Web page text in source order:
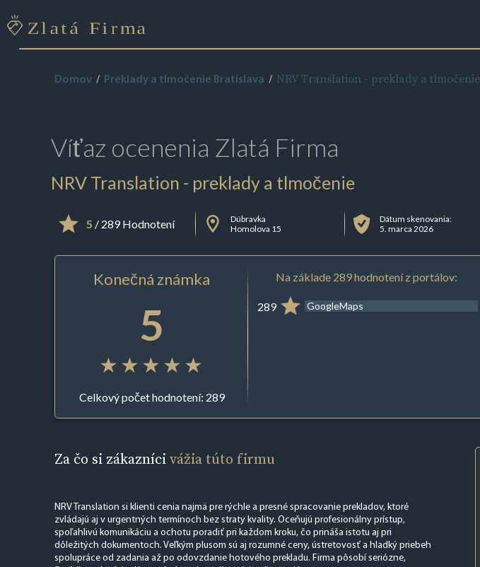
Domov Preklady a tlmočenie Bratislava NRV Translation - preklady a tlmočenie
Víťaz ocenenia Zlatá Firma
NRV Translation - preklady a tlmočenie
5 / 289 Hodnotení
Dúbravka
Homolova 15
Dátum skenovania:
5. marca 2026
Konečná známka
5
Celkový počet hodnotení: 289
Na základe 289 hodnotení z portálov:
289 GoogleMaps
Za čo si zákaznícivážia túto firmu
NRV Translation si klienti cenia najmä pre rýchle a presné spracovanie prekladov, ktoré
zvládajú aj v urgentných termínoch bez straty kvality. Oceňujú profesionálny prístup,
spoľahlivú komunikáciu a ochotu poradiť pri každom kroku, čo prináša istotu aj pri
dôležitých dokumentoch. Veľkým plusom sú aj rozumné ceny, ústretovosť a hladký priebeh
spolupráce od zadania až po odovzdanie hotového prekladu. Firma pôsobí seriózne,